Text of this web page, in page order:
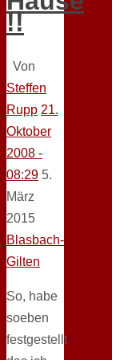
!!
Von
Steffen
Rupp 21.
Oktober
2008 -
08:29 5.
März
2015
Blasbach-
Gilten
So, habe
soeben
festgestellt